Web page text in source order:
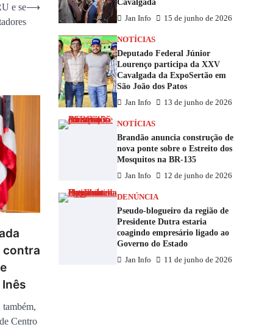
e se⟶
contra
Centro
Jan Info 15 de junho de 2026
NOTÍCIAS
Deputado Federal Júnior
Lourenço participa da XXV
Cavalgada da ExpoSertão em
São João dos Patos
Jan Info 13 de junho de 2026
NOTÍCIAS
Brandão anuncia construção de
nova ponte sobre o Estreito dos
Mosquitos na BR-135
Jan Info 12 de junho de 2026
DENÚNCIA
Pseudo-blogueiro da região de
Presidente Dutra estaria
coagindo empresário ligado ao
Governo do Estado
Jan Info 11 de junho de 2026